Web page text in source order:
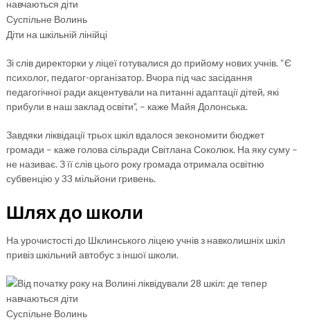
Суспільне Волинь
Діти на шкільній лінійці
Зі слів директорки у ліцеї готувалися до прийому нових учнів. “Є
психолог, педагог-організатор. Вчора під час засідання
педагогічної ради акцентували на питанні адаптації дітей, які
прибули в наш заклад освіти”, – каже Майя Долонська.
Завдяки ліквідації трьох шкіл вдалося зекономити бюджет
громади – каже голова сільради Світлана Соколюк. На яку суму –
не називає. З її слів цього року громада отримала освітню
субвенцію у 33 мільйони гривень.
Шлях до школи
На урочистості до Шклинського ліцею учнів з навколишніх шкіл
привіз шкільний автобус з іншої школи.
Суспільне Волинь